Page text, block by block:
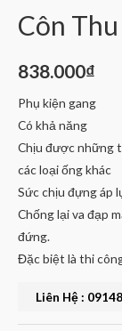
Côn
838.000₫
Phụ kiện gang
Có khả năng
Chịu được những
các loại ống khác
Sức chịu đựng áp
Chống lại va đạp
đứng.
Đặc biệt là thi
Liên Hệ :